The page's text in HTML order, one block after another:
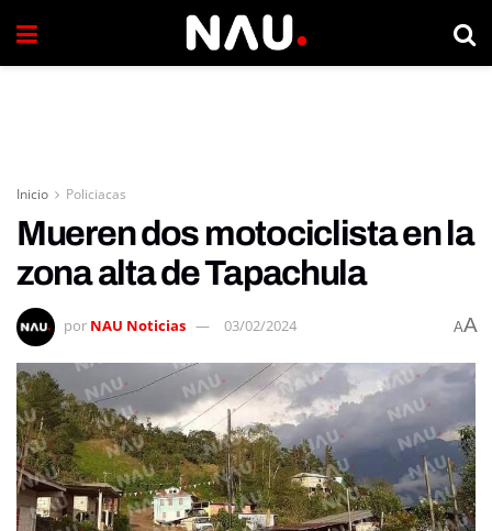
Inicio Policiacas
Mueren dos motociclista en la
zona alta de Tapachula
por NAU Noticias 03/02/2024 AA